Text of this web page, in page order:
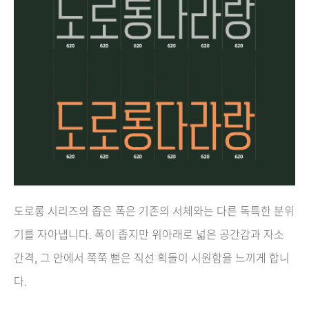
도로롱 시리즈의 좁은 폭은 기존의 서체와는 다른 독특한 분위
기를 자아냅니다. 폭이 좁지만 위아래로 넓은 공간감과 자소
간격, 그 안에서 쭉쭉 뻗은 직선 획들이 시원함을 느끼게 합니
다.